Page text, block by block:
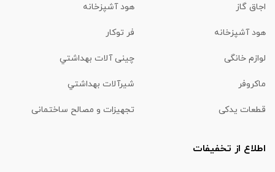
اجاق گاز هود آشپزخانه
هود آشپزخانه فر توکار
لوازم خانگی چینی آلات بهداشتي
ماكروفر شیرآلات بهداشتي
قطعات یدکی تجهیزات و مصالح ساختمانی
اطلاع از تخفیفات